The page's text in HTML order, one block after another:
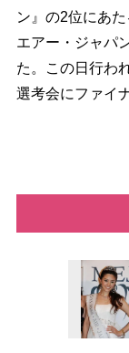
ン』の2位にあた
エアー・ジャパ
た。この日行わ
選考会にファイ